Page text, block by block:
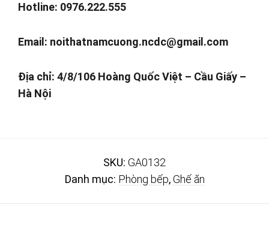
Hotline: 0976.222.555
Email: noithatnamcuong.ncdc@gmail.com
Địa chỉ: 4/8/106 Hoàng Quốc Việt – Cầu Giấy –
Hà Nội
SKU: GA0132
Danh mục: Phòng bếp,Ghế ăn